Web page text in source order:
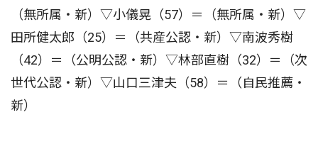
（無所属・新）▽小儀晃（57）＝（無所属・新）▽
田所健太郎（25）＝（共産公認・新）▽南波秀樹
（42）＝（公明公認・新）▽林部直樹（32）＝（次
世代公認・新）▽山口三津夫（58）＝（自民推薦・
新）